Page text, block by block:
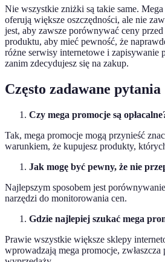
Nie wszystkie zniżki są takie same.
oferują większe oszczędności, ale nie
jest, aby zawsze porównywać ceny
produktu, aby mieć pewność, że
różne serwisy internetowe i zapisywanie
zanim zdecydujesz się na zakup.
Często zadawane pytania
Czy mega promocje są
Tak, mega promocje mogą przynieść
warunkiem, że kupujesz produkty,
Jak mogę być pewny, że nie
Najlepszym sposobem jest
narzędzi do monitorowania cen.
Gdzie najlepiej szukać mega
Prawie wszystkie większe sklepy
wprowadzają mega promocje, zwłaszcza